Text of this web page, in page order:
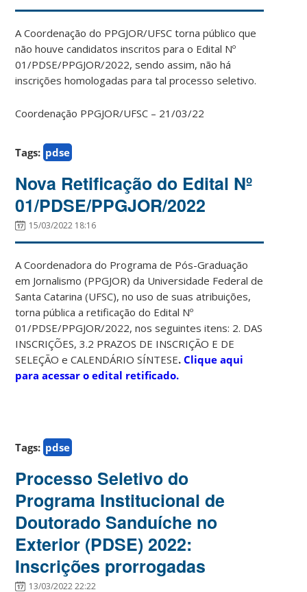
A Coordenação do PPGJOR/UFSC torna público que
não houve candidatos inscritos para o Edital Nº
01/PDSE/PPGJOR/2022, sendo assim, não há
inscrições homologadas para tal processo seletivo.
Coordenação PPGJOR/UFSC – 21/03/22
Tags: pdse
Nova Retificação do Edital Nº
01/PDSE/PPGJOR/2022
15/03/2022 18:16
A Coordenadora do Programa de Pós-Graduação
em Jornalismo (PPGJOR) da Universidade Federal de
Santa Catarina (UFSC), no uso de suas atribuições,
torna pública a retificação do Edital Nº
01/PDSE/PPGJOR/2022, nos seguintes itens: 2. DAS
INSCRIÇÕES, 3.2 PRAZOS DE INSCRIÇÃO E DE
SELEÇÃO e CALENDÁRIO SÍNTESE.Clique aqui
para acessar o edital retificado.
Tags: pdse
Processo Seletivo do
Programa Institucional de
Doutorado Sanduíche no
Exterior (PDSE) 2022:
Inscrições prorrogadas
13/03/2022 22:22